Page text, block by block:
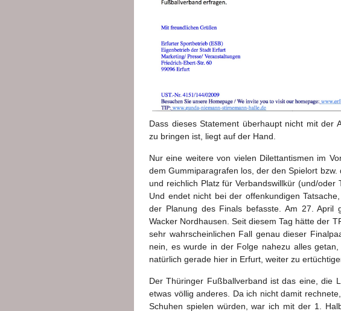
Dass dieses Statement überhaupt nicht mit der
zu bringen ist, liegt auf der Hand.
Nur eine weitere von vielen Dilettantismen im
dem Gummiparagrafen los, der den Spielort
und reichlich Platz für Verbandswillkür (und/oder
Und endet nicht bei der offenkundigen
der Planung des Finals befasste. Am 27. April
Wacker Nordhausen. Seit diesem Tag hätte der
sehr wahrscheinlichen Fall genau dieser
nein, es wurde in der Folge nahezu alles getan,
natürlich gerade hier in Erfurt, weiter zu
Der Thüringer Fußballverband ist das eine, die
etwas völlig anderes. Da ich nicht damit
Schuhen spielen würden, war ich mit der 1.